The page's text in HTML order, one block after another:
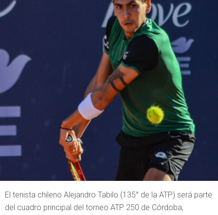
El tenista chileno Alejandro Tabilo (135° de la ATP) será parte
del cuadro principal del torneo ATP 250 de Córdoba,